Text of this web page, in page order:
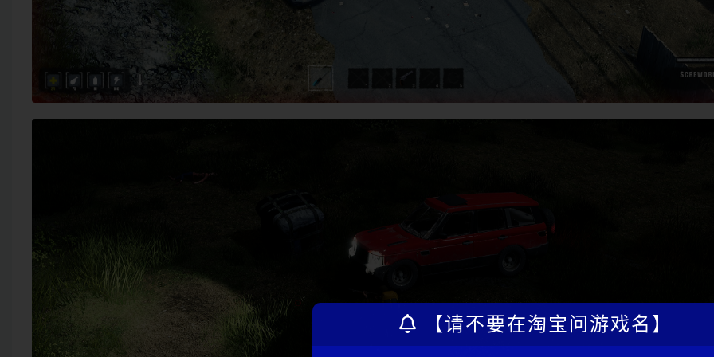
【请不要在淘宝问游戏名】